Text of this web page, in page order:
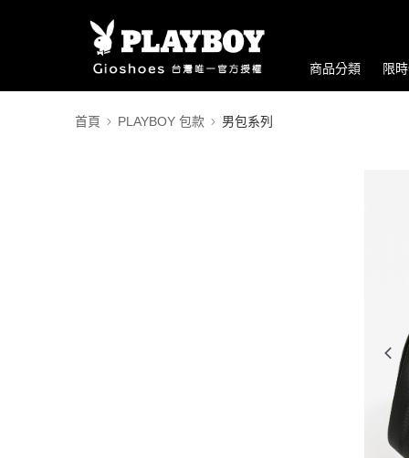
商品分類 限
首頁 PLAYBOY 包款 男包系列